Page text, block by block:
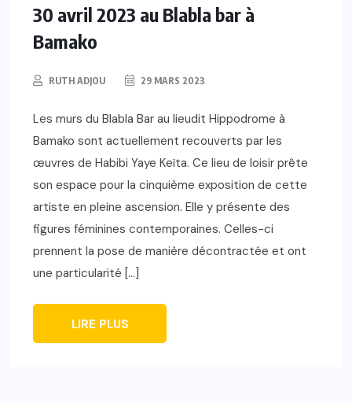
30 avril 2023 au Blabla bar à
Bamako
RUTH ADJOU 29 MARS 2023
Les murs du Blabla Bar au lieudit Hippodrome à
Bamako sont actuellement recouverts par les
œuvres de Habibi Yaye Keïta. Ce lieu de loisir prête
son espace pour la cinquième exposition de cette
artiste en pleine ascension. Elle y présente des
figures féminines contemporaines. Celles-ci
prennent la pose de manière décontractée et ont
une particularité […]
LIRE PLUS